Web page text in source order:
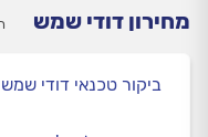
מחירון דודי שמש
ביקור טכנאי דודי שמש